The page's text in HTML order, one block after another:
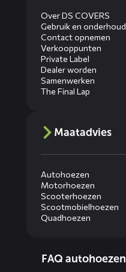
Over DS COVERS
Gebruik en onderhoud
Contact opnemen
Verkooppunten
Private Label
Dealer worden
Samenwerken
The Final Lap
Maatadvies
Autohoezen
Motorhoezen
Scooterhoezen
Scootmobielhoezen
Quadhoezen
menusFAQ autohoezen